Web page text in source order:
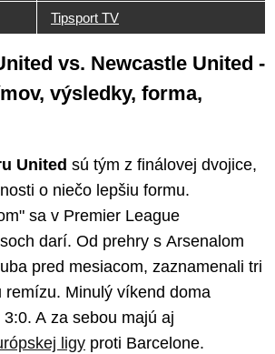
Tipsport TV
vs. Newcastle United -
výsledky, forma,
United sú tým z finálovej dvojice,
o niečo lepšiu formu.
sa v Premier League
darí. Od prehry s Arsenalom
pred mesiacom, zaznamenali tri
Minulý víkend doma
A za sebou majú aj
ligy proti Barcelone.